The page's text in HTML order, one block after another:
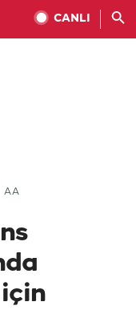
CANLI
AA